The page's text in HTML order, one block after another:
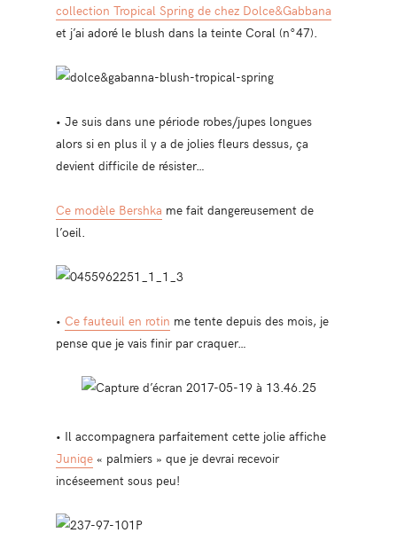
collection Tropical Spring de chez Dolce&Gabbana
et j’ai adoré le blush dans la teinte Coral (n°47).
• Je suis dans une période robes/jupes longues
alors si en plus il y a de jolies fleurs dessus, ça
devient difficile de résister…
Ce modèle Bershka me fait dangereusement de
l’oeil.
• Ce fauteuil en rotin me tente depuis des mois, je
pense que je vais finir par craquer…
• Il accompagnera parfaitement cette jolie affiche
Juniqe« palmiers » que je devrai recevoir
incéseement sous peu!